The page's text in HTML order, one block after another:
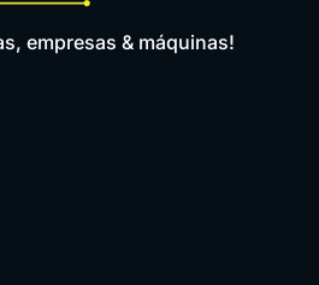
empresas & máquinas!